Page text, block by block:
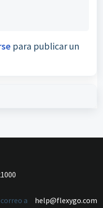
para publicar un
a
help@flexygo.com